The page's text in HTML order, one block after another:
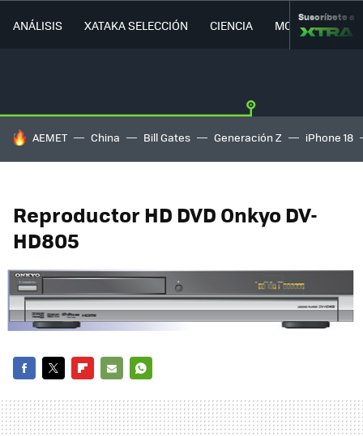
ANÁLISIS XATAKA SELECCIÓN CIENCIA MOVILIDAD
Suscríbete a
HOY SE HABLA DE
AEMET China Bill Gates Generación Z iPhone 18
Reproductor HD DVD Onkyo DV-
HD805
MAIL